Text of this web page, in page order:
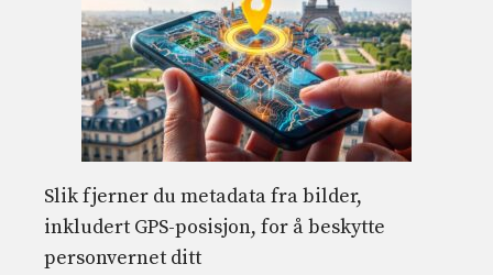
Slik fjerner du metadata fra bilder,
inkludert GPS-posisjon, for å beskytte
personvernet ditt